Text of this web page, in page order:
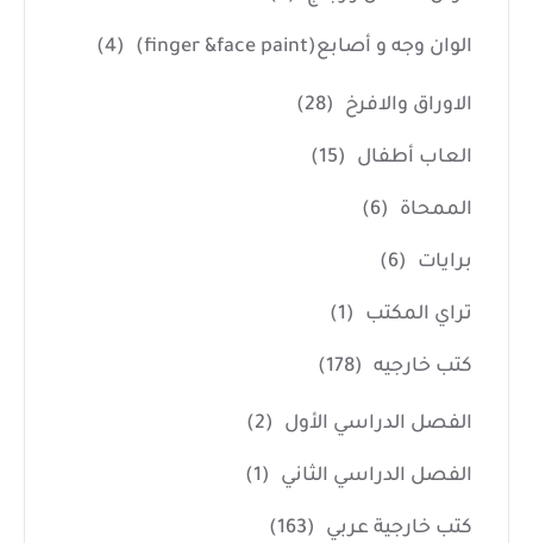
الوان وجه و أصابع(finger &face paint) (4)
الاوراق والافرخ (28)
العاب أطفال (15)
الممحاة (6)
برايات (6)
تراي المكتب (1)
كتب خارجيه (178)
الفصل الدراسي الأول (2)
الفصل الدراسي الثاني (1)
كتب خارجية عربي (163)